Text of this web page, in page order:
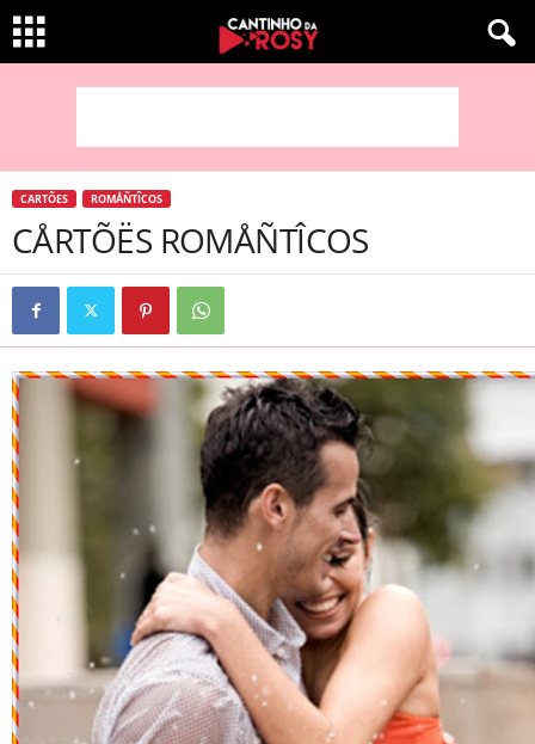
CARTÕES ROMÅÑTÎCOS
CÅRTÕËS ROMÅÑTÎCOS